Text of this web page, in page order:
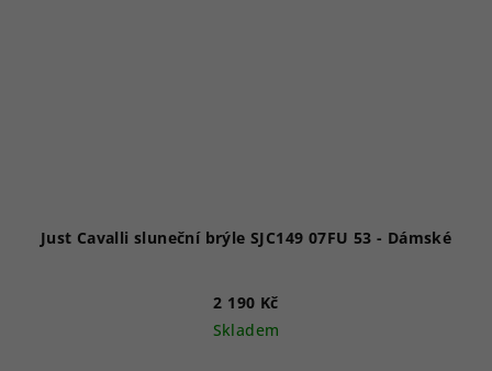
Just Cavalli sluneční brýle SJC149 07FU 53 - Dámské
2 190 Kč
Skladem